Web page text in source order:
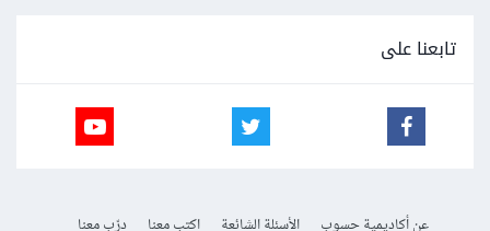
تابعنا على
عن أكاديمية حسوب الأسئلة الشائعة اكتب معنا
درّب معنا